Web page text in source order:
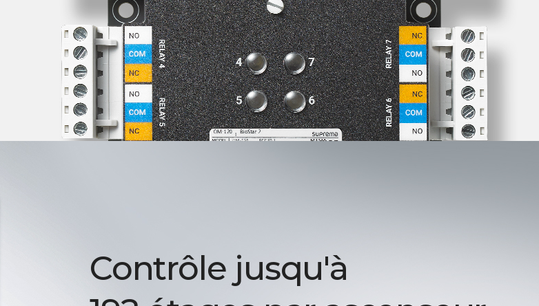
Contrôle jusqu'à